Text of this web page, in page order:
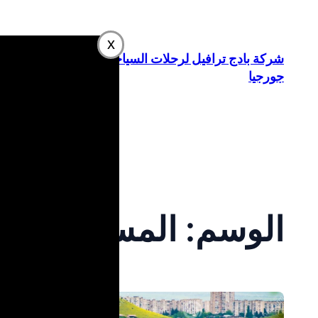
x
المحتوىشركة بادج ترافيل لرحلات السياحة في
جورجيا
الوسم: المسافرون